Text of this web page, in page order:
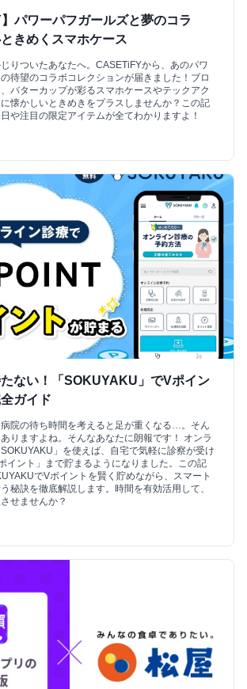
】パワーパフガールズと夢のコラ
きめくスマホケース
りついたあなたへ。CASETiFYから、あのパワ
待望のコラボコレクションが届きました！ブロ
バターカップが彩るスマホケースやテックアク
懐かしいときめきをプラスしませんか？この記
や注目の限定アイテムが全てわかりますよ！
ない！「SOKUYAKU」でVポイン
ガイド
院の待ち時間を考えると足が重くなる…。そん
りますよね。そんなあなたに朗報です！ オンラ
」を使えば、自宅で気軽に診察が受け
イント」まで貯まるようになりました。この記
でVポイントを賢く貯めながら、スマート
秘訣を徹底解説します。時間を有効活用して、
せませんか？